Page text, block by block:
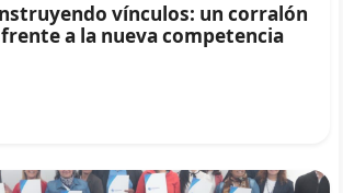
vínculos: un corralón
a la nueva competencia